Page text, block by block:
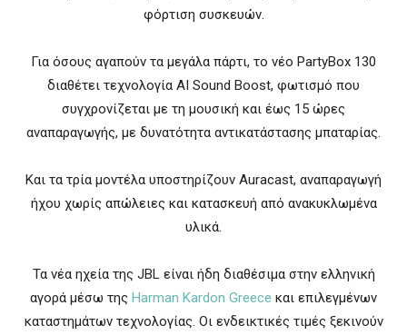
φόρτιση συσκευών.
Για όσους αγαπούν τα μεγάλα πάρτι, το νέο PartyBox 130
διαθέτει τεχνολογία AI Sound Boost, φωτισμό που
συγχρονίζεται με τη μουσική και έως 15 ώρες
αναπαραγωγής, με δυνατότητα αντικατάστασης μπαταρίας.
Και τα τρία μοντέλα υποστηρίζουν Auracast, αναπαραγωγή
ήχου χωρίς απώλειες και κατασκευή από ανακυκλωμένα
υλικά.
Τα νέα ηχεία της JBL είναι ήδη διαθέσιμα στην ελληνική
αγορά μέσω της Harman Kardon Greece και επιλεγμένων
καταστημάτων τεχνολογίας. Οι ενδεικτικές τιμές ξεκινούν